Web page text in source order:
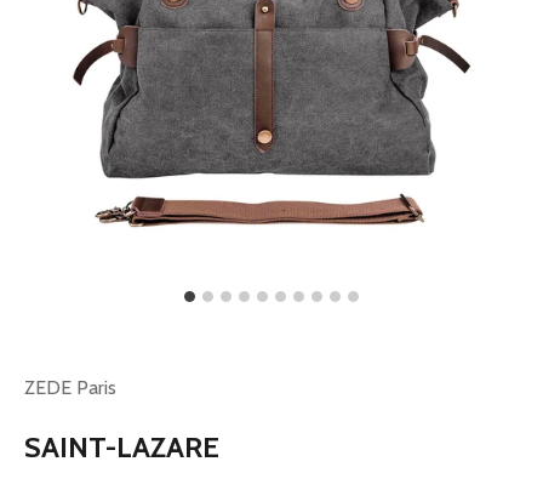
ZEDE Paris
SAINT-LAZARE